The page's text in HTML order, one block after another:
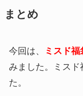
まとめ
今回は、 ミスド福
みました。
ミス
た。